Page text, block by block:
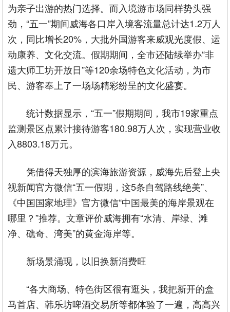
为亲子出游的热门选择。而入境游市场同样势头强
劲，“五一”期间威海各口岸入境客流量总计达1.2万人
次，同比增长20%，大批外国游客来威观光度假、运
动康养、文化交流。假期期间，全市还陆续举办“非
遗大师工坊开放日”等120余场特色文化活动，为市
民、游客奉上了一场场精彩纷呈的文化盛宴。
统计数据显示，“五一”假期期间，我市19家重点
监测景区点累计接待游客180.98万人次，实现营业收
入8803.18万元。
凭借得天独厚的滨海旅游资源，威海先后登上央
视新闻官方微信“五一假期，这5条自驾路线绝美”、
《中国国家地理》官方微信“中国最美的海岸景观在
哪里？”推荐。文章评价威海拥有“水清、岸绿、滩
净、礁奇、湾美”的黄金海岸等。
新场景涌现，以旧换新消费旺
“各大商场、特色街区很有逛头，我把新开的盒
马首店、韩乐坊啤酒交易所等都体验了一遍，高高兴